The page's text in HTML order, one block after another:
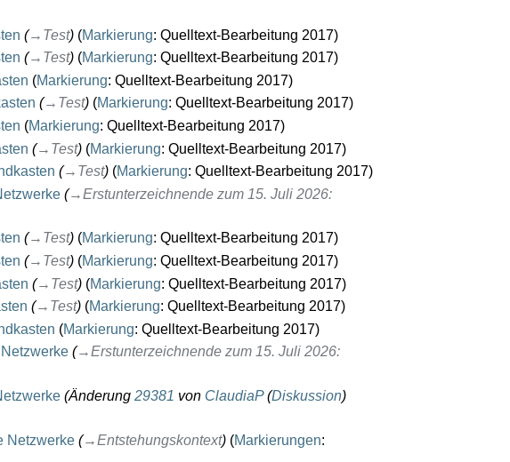
→ Test Markierung: Quelltext-Bearbeitung 2017
→ Test Markierung: Quelltext-Bearbeitung 2017
Markierung: Quelltext-Bearbeitung 2017
→ Test Markierung: Quelltext-Bearbeitung 2017
Markierung: Quelltext-Bearbeitung 2017
→ Test Markierung: Quelltext-Bearbeitung 2017
→ Test Markierung: Quelltext-Bearbeitung 2017
→Erstunterzeichnende zum 15. Juli 2026:
→ Test Markierung: Quelltext-Bearbeitung 2017
→ Test Markierung: Quelltext-Bearbeitung 2017
→ Test Markierung: Quelltext-Bearbeitung 2017
→ Test Markierung: Quelltext-Bearbeitung 2017
Markierung: Quelltext-Bearbeitung 2017
→Erstunterzeichnende zum 15. Juli 2026:
Änderung 29381 von ClaudiaP(Diskussion)
Netzwerke →Entstehungskontext Markierungen: